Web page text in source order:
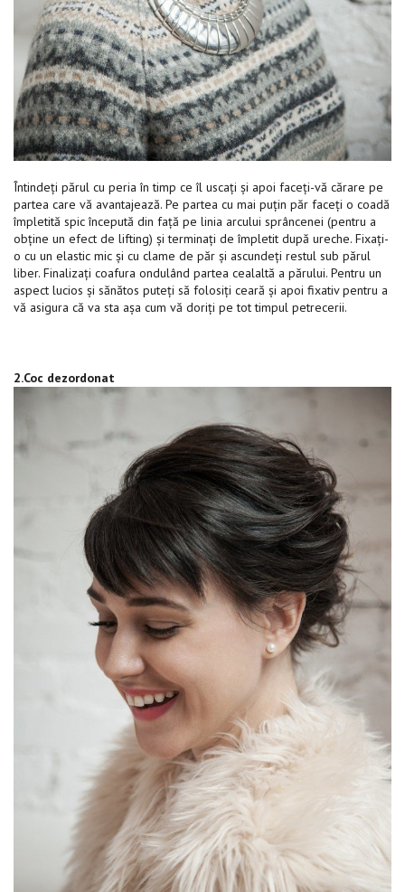
Întindeți părul cu peria în timp ce îl uscați și apoi faceți-vă cărare pe
partea care vă avantajează. Pe partea cu mai puțin păr faceți o coadă
împletită spic începută din față pe linia arcului sprâncenei (pentru a
obține un efect de lifting) și terminați de împletit după ureche. Fixați-
o cu un elastic mic și cu clame de păr și ascundeți restul sub părul
liber. Finalizați coafura ondulând partea cealaltă a părului. Pentru un
aspect lucios și sănătos puteți să folosiți ceară și apoi fixativ pentru a
vă asigura că va sta așa cum vă doriți pe tot timpul petrecerii.
2.Coc dezordonat